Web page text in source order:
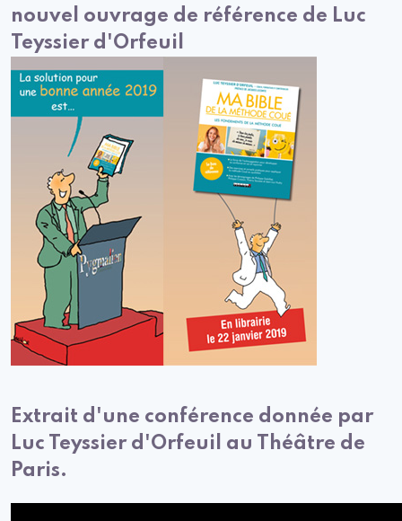
nouvel ouvrage de référence de Luc
Teyssier d'Orfeuil
Extrait d'une conférence donnée par
Luc Teyssier d'Orfeuil au Théâtre de
Paris.